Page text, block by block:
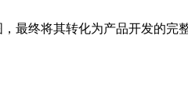
最终将其转化为产品开发的